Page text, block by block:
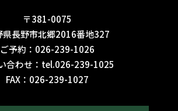
〒381-0075
県長野市北郷2016番地327
ご予約： 026-239-1026
合わせ： tel.026-239-1025
FAX： 026-239-1027